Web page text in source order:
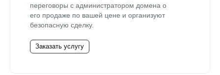
переговоры с администратором домена о
его продаже по вашей цене и организуют
безопасную сделку.
Заказать услугу